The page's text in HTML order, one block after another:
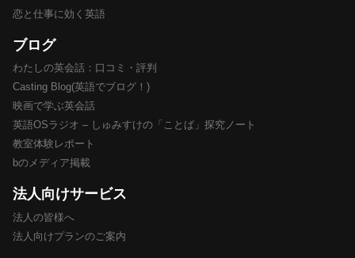
恋と仕事に効く英語
ブログ
わたしの英会話：口コミ・評判
Casting Blog(英語でブログ！)
映画で学ぶ英会話
英語OSラジオ – しゅみすけの「ことば」探究ノート
教室体験レポート
bのメディア掲載
法人向けサービス
法人の皆様へ
法人向けプランのご案内